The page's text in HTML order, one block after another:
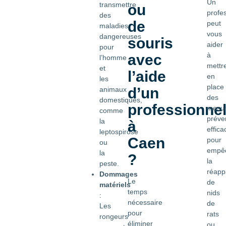
transmettre
des
maladies
dangereuses
pour
l’homme
et
les
animaux
domestiques,
comme
la
leptospirose
ou
la
peste.
Dommages
matériels
:
Les
rongeurs
ou
de
souris
avec
l’aide
d’un
à
Caen
?
Le
temps
nécessaire
pour
éliminer
Un
peut
vous
aider
à
en
place
des
pour
la
de
nids
de
rats